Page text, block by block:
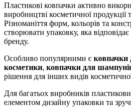
Пластикові ковпачки активно
виробництві косметичної продукції
Різноманіття форм, кольорів та
створювати упаковку, яка
бренду.
Особливо популярними є ковпачки
косметики, ковпачки для
рішення для інших видів
Для багатьох виробників
елементом дизайну упаковки та